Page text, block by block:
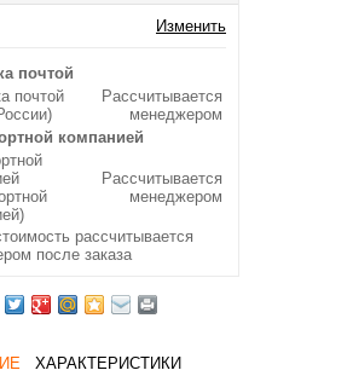
Изменить
почтой
почтой
Рассчитывается
менеджером
компанией
Рассчитывается
менеджером
рассчитывается
после заказа
ХАРАКТЕРИСТИКИ